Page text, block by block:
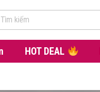
Tìm kiếm
HOT DEAL